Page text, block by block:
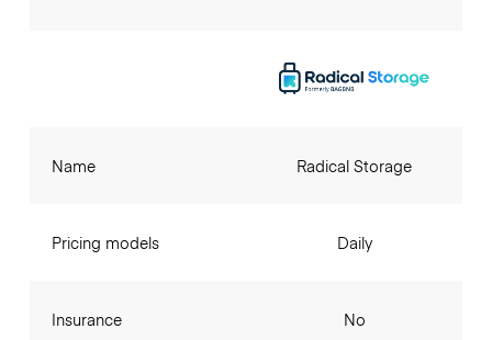
Name
Pricing models
Insurance
Radical Storage
Daily
No